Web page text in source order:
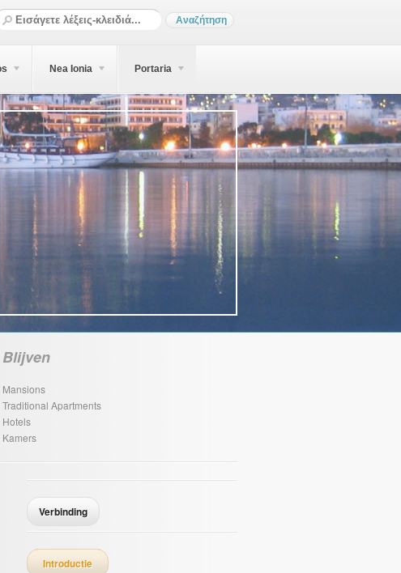
Nea Ionia Portaria
Blijven
Mansions
Traditional Apartments
Hotels
Kamers
Verbinding
Introductie